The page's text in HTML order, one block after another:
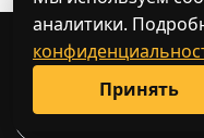
Поиск
аналитики.
Принять